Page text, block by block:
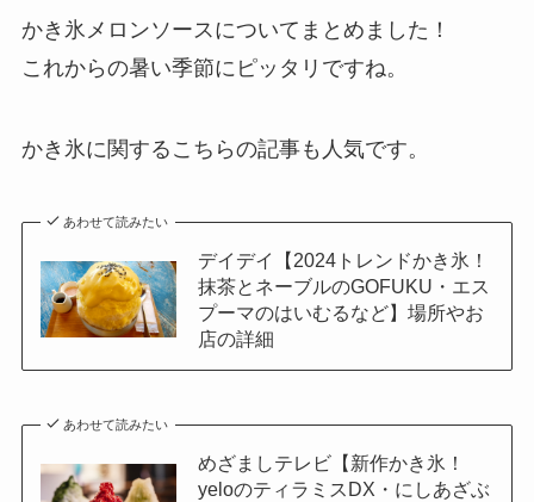
かき氷メロンソースについてまとめました！
これからの暑い季節にピッタリですね。
かき氷に関するこちらの記事も人気です。
あわせて読みたい
デイデイ【2024トレンドかき氷！
抹茶とネーブルのGOFUKU・エス
プーマのはいむるなど】場所やお
店の詳細
あわせて読みたい
めざましテレビ【新作かき氷！
yeloのティラミスDX・にしあざぶ